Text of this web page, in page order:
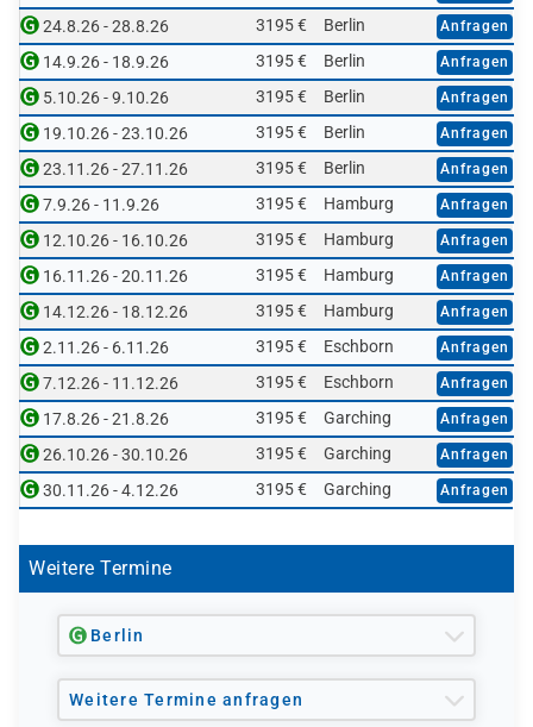
24.8.26 - 28.8.26 3195 € Berlin Anfragen
14.9.26 - 18.9.26 3195 € Berlin Anfragen
5.10.26 - 9.10.26 3195 € Berlin Anfragen
19.10.26 - 23.10.26 3195 € Berlin Anfragen
23.11.26 - 27.11.26 3195 € Berlin Anfragen
7.9.26 - 11.9.26 3195 € Hamburg Anfragen
12.10.26 - 16.10.26 3195 € Hamburg Anfragen
16.11.26 - 20.11.26 3195 € Hamburg Anfragen
14.12.26 - 18.12.26 3195 € Hamburg Anfragen
2.11.26 - 6.11.26 3195 € Eschborn Anfragen
7.12.26 - 11.12.26 3195 € Eschborn Anfragen
17.8.26 - 21.8.26 3195 € Garching Anfragen
26.10.26 - 30.10.26 3195 € Garching Anfragen
30.11.26 - 4.12.26 3195 € Garching Anfragen
Weitere Termine
Berlin
Weitere Termine anfragen